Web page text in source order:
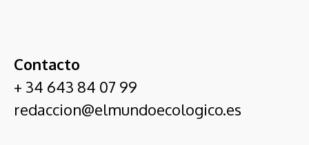
Contacto
+ 34 643 84 07 99
redaccion@elmundoecologico.es